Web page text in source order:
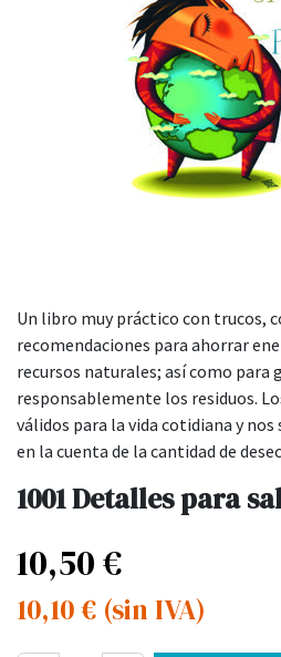
Un libro muy práctico con trucos,
recomendaciones para ahorrar
recursos naturales; así como para
responsablemente los residuos.
válidos para la vida cotidiana y nos
en la cuenta de la cantidad de
1001 Detalles para
10,50€
10,10€ (sin IVA)